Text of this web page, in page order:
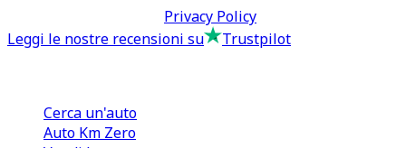
Privacy Policy
Leggi le nostre recensioni su
Trustpilot
Cerca un'auto
Auto Km Zero